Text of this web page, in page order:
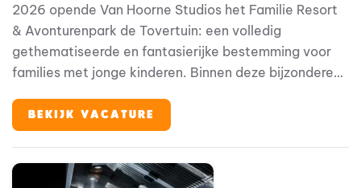
2026 opende Van Hoorne Studios het Familie Resort
& Avonturenpark de Tovertuin: een volledig
gethematiseerde en fantasierijke bestemming voor
families met jonge kinderen. Binnen deze bijzondere
totale gastbeleving. Als zelfstandig werkend kok ben
jij medeverantwoordelijk voor het waarborgen van
Je werkt nauw samen met de anderen in het keuken
BEKIJK VACATURE